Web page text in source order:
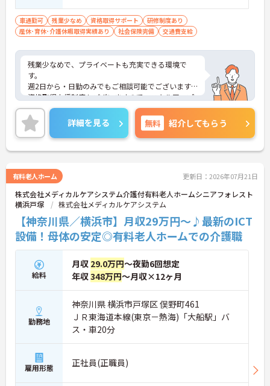
車通勤可 残業少なめ 資格取得サポート
研修制度あり
産休･育休･介護休暇取得実績あり
社会保険完備 交通費支給
残業少なめで、プライベートも充実できる環境で
す。
週2日から・日勤のみでもご相談可能でございます。
資格取得支援制度もございますので、スキルアップ
もできます。
ご興味ある方には、面接のポイントなど、さらに詳
細をお話致しますのでお気軽にご相談ください。
詳細を見る 無料 紹介してもらう
有料老人ホーム 更新日：2026年07月21日
株式会社メディカルケアシステム介護付有料老人ホームシニアフォレスト
横浜戸塚
株式会社メディカルケアシステム
【神奈川県／横浜市】月収29万円～♪最新のICT
設備！母体の安定◎有料老人ホームでの介護職
給料
月収 29.0万円～夜勤6回想定
年収348万円～月収×12ヶ月
勤務地
神奈川県 横浜市戸塚区 俣野町461
ＪＲ東海道本線(東京－熱海)「大船駅」バ
ス・車20分
雇用形態 正社員(正職員)